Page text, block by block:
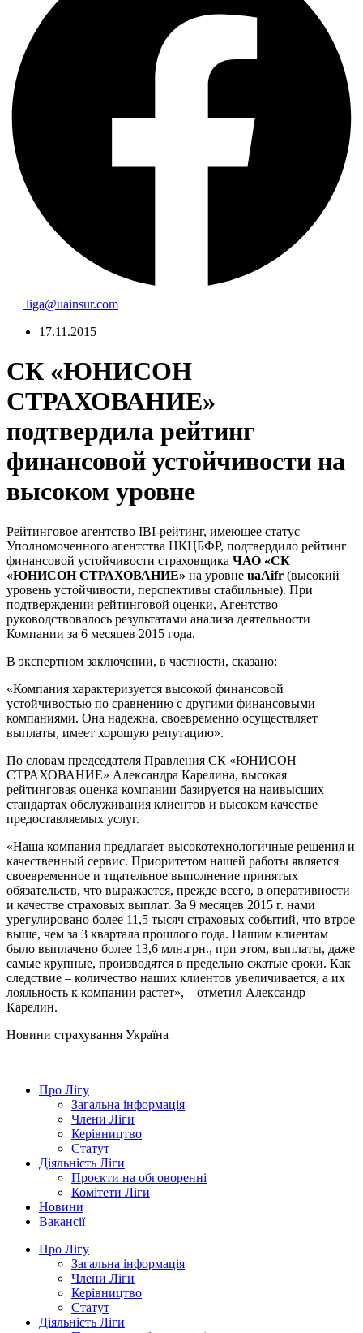
liga@uainsur.com
17.11.2015
СК «ЮНИСОН
СТРАХОВАНИЕ»
подтвердила рейтинг
финансовой устойчивости на
высоком уровне
Рейтинговое агентство IBI-рейтинг, имеющее статус
Уполномоченного агентства НКЦБФР, подтвердило рейтинг
финансовой устойчивости страховщика ЧАО «СК
«ЮНИСОН СТРАХОВАНИЕ» на уровне uaAifr (высокий
уровень устойчивости, перспективы стабильные). При
подтверждении рейтинговой оценки, Агентство
руководствовалось результатами анализа деятельности
Компании за 6 месяцев 2015 года.
В экспертном заключении, в частности, сказано:
«Компания характеризуется высокой финансовой
устойчивостью по сравнению с другими финансовыми
компаниями. Она надежна, своевременно осуществляет
выплаты, имеет хорошую репутацию».
По словам председателя Правления СК «ЮНИСОН
СТРАХОВАНИЕ» Александра Карелина, высокая
рейтинговая оценка компании базируется на наивысших
стандартах обслуживания клиентов и высоком качестве
предоставляемых услуг.
«Наша компания предлагает высокотехнологичные решения и
качественный сервис. Приоритетом нашей работы является
своевременное и тщательное выполнение принятых
обязательств, что выражается, прежде всего, в оперативности
и качестве страховых выплат. За 9 месяцев 2015 г. нами
урегулировано более 11,5 тысяч страховых событий, что втрое
выше, чем за 3 квартала прошлого года. Нашим клиентам
было выплачено более 13,6 млн.грн., при этом, выплаты, даже
самые крупные, производятся в предельно сжатые сроки. Как
следствие – количество наших клиентов увеличивается, а их
лояльность к компании растет», – отметил Александр
Карелин.
Новини страхування Україна
Про Лігу
Загальна інформація
Члени Ліги
Керівництво
Статут
Діяльність Ліги
Проєкти на обговоренні
Комітети Ліги
Новини
Вакансії
Про Лігу
Загальна інформація
Члени Ліги
Керівництво
Статут
Діяльність Ліги